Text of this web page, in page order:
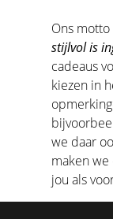
Ons motto
stijlvol is
cadeaus
kiezen in
we daar
maken
jou als